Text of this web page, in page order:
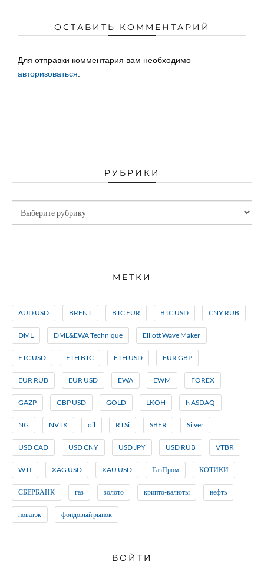
ОСТАВИТЬ КОММЕНТАРИЙ
Для отправки комментария вам необходимо
авторизоваться.
РУБРИКИ
МЕТКИ
AUD USD BRENT BTC EUR BTC USD CNY RUB
DML DML&EWA Technique Elliott Wave Maker
ETC USD ETH BTC ETH USD EUR GBP
EUR RUB EUR USD EWA EWM FOREX
GAZP GBP USD GOLD LKOH NASDAQ
NG NVTK oil RTSi SBER Silver
USD CAD USD CNY USD JPY USD RUB VTBR
WTI XAG USD XAU USD ГазПром КОТИКИ
СБЕРБАНК газ золото крипто-валюты нефть
новатэк фондовый рынок
ВОЙТИ